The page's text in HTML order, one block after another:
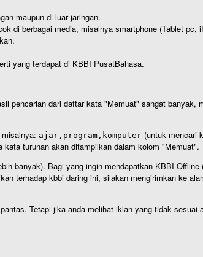
maupun di luar jaringan.
di berbagai media, misalnya smartphone (Tablet pc,
yang terdapat di KBBI PusatBahasa.
pencarian dari daftar kata "Memuat" sangat banyak,
ajar,program,komputer (untuk mencari
turunan akan ditampilkan dalam kolom "Memuat".
banyak). Bagi yang ingin mendapatkan KBBI Offline
terhadap kbbi daring ini, silakan mengirimkan ke
Tetapi jika anda melihat iklan yang tidak sesuai